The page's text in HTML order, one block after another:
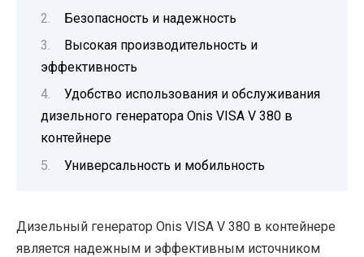
Безопасность и надежность
Высокая производительность и
эффективность
Удобство использования и обслуживания
дизельного генератора Onis VISA V 380 в
контейнере
Универсальность и мобильность
Дизельный генератор Onis VISA V 380 в контейнере
является надежным и эффективным источником